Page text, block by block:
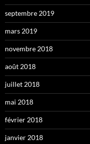
septembre 2019
mars 2019
novembre 2018
août 2018
juillet 2018
mai 2018
février 2018
janvier 2018